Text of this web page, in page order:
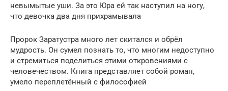
невымытые уши. За это Юра ей так наступил на ногу,
что девочка два дня прихрамывала
Пророк Заратустра много лет скитался и обрёл
мудрость. Он сумел познать то, что многим недоступно
и стремиться поделиться этими откровениями с
человечеством. Книга представляет собой роман,
умело переплетённый с философией